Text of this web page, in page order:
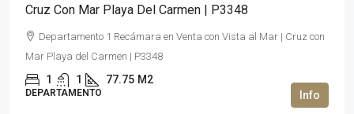
Cruz Con Mar Playa Del Carmen | P3348
Departamento 1 Recámara en Venta con Vista al Mar | Cruz con
Mar Playa del Carmen | P3348
1 1 77.75 M2
DEPARTAMENTO